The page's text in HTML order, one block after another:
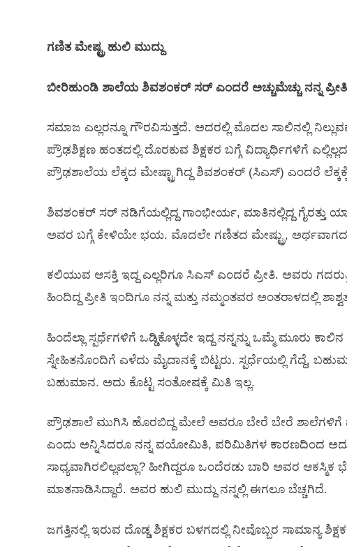
ಗಣಿತ ಮೇಷ್ಟ್ರ ಹುಲಿ ಮುದ್ದು
ಬೀರಿಹುಂಡಿ ಶಾಲೆಯ ಶಿವಶಂಕರ್ ಸರ್ ಎಂದರೆ ಅಚ್ಚುಮೆಚ್ಚು ನನ್ನ
ಸಮಾಜ ಎಲ್ಲರನ್ನೂ ಗೌರವಿಸುತ್ತದೆ. ಅದರಲ್ಲಿ ಮೊದಲ ಸಾಲಿನಲ್ಲಿ
ಪ್ರೌಢಶಿಕ್ಷಣ ಹಂತದಲ್ಲಿ ದೊರಕುವ ಶಿಕ್ಷಕರ ಬಗ್ಗೆ ವಿದ್ಯಾರ್ಥಿಗಳಿಗೆ
ಪ್ರೌಢಶಾಲೆಯ ಲೆಕ್ಕದ ಮೇಷ್ಟ್ರಾಗಿದ್ದ ಶಿವಶಂಕರ್ (ಸಿಎಸ್) ಎಂದರೆ
ಶಿವಶಂಕರ್ ಸರ್ ನಡಿಗೆಯಲ್ಲಿದ್ದ ಗಾಂಭೀರ್ಯ, ಮಾತಿನಲ್ಲಿದ್ದ ಗೈರತ್ತು
ಅವರ ಬಗ್ಗೆ ಕೇಳಿಯೇ ಭಯ. ಮೊದಲೇ ಗಣಿತದ ಮೇಷ್ಟ್ರು, ಅರ್ಥವಾಗದ
ಕಲಿಯುವ ಆಸಕ್ತಿ ಇದ್ದ ಎಲ್ಲರಿಗೂ ಸಿಎಸ್ ಎಂದರೆ ಪ್ರೀತಿ. ಅವರು
ಹಿಂದಿದ್ದ ಪ್ರೀತಿ ಇಂದಿಗೂ ನನ್ನ ಮತ್ತು ನಮ್ಮಂತವರ ಅಂತರಾಳದಲ್ಲಿ
ಹಿಂದೆಲ್ಲಾ ಸ್ಪರ್ಧೆಗಳಿಗೆ ಒಡ್ಡಿಕೊಳ್ಳದೇ ಇದ್ದ ನನ್ನನ್ನು ಒಮ್ಮೆ ಮೂರು
ಸ್ನೇಹಿತನೊಂದಿಗೆ ಎಳೆದು ಮೈದಾನಕ್ಕೆ ಬಿಟ್ಟರು. ಸ್ಪರ್ಧೆಯಲ್ಲಿ ಗೆದ್ದೆ,
ಬಹುಮಾನ. ಅದು ಕೊಟ್ಟ ಸಂತೋಷಕ್ಕೆ ಮಿತಿ ಇಲ್ಲ.
ಪ್ರೌಢಶಾಲೆ ಮುಗಿಸಿ ಹೊರಬಿದ್ದ ಮೇಲೆ ಅವರೂ ಬೇರೆ ಬೇರೆ ಶಾಲೆಗಳಿಗೆ
ಎಂದು ಅನ್ನಿಸಿದರೂ ನನ್ನ ವಯೋಮಿತಿ, ಪರಿಮಿತಿಗಳ ಕಾರಣದಿಂದ ಅದು
ಸಾಧ್ಯವಾಗಿರಲಿಲ್ಲವಲ್ಲಾ? ಹೀಗಿದ್ದರೂ ಒಂದೆರಡು ಬಾರಿ ಅವರ
ಮಾತನಾಡಿಸಿದ್ದಾರೆ. ಅವರ ಹುಲಿ ಮುದ್ದು ನನ್ನಲ್ಲಿ ಈಗಲೂ ಬೆಚ್ಚಗಿದೆ.
ಜಗತ್ತಿನಲ್ಲಿ ಇರುವ ದೊಡ್ಡ ಶಿಕ್ಷಕರ ಬಳಗದಲ್ಲಿ ನೀವೊಬ್ಬರ ಸಾಮಾನ್ಯ